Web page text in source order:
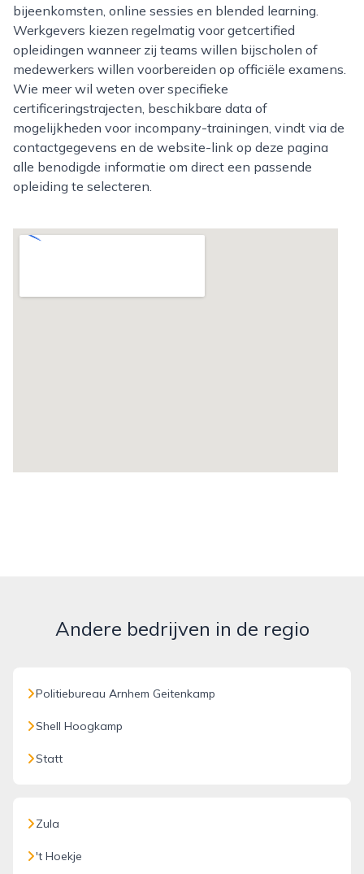
bijeenkomsten, online sessies en blended learning.
Werkgevers kiezen regelmatig voor getcertified
opleidingen wanneer zij teams willen bijscholen of
medewerkers willen voorbereiden op officiële examens.
Wie meer wil weten over specifieke
certificeringstrajecten, beschikbare data of
mogelijkheden voor incompany-trainingen, vindt via de
contactgegevens en de website-link op deze pagina
alle benodigde informatie om direct een passende
opleiding te selecteren.
Andere bedrijven in de regio
Politiebureau Arnhem Geitenkamp
Shell Hoogkamp
Statt
Zula
't Hoekje